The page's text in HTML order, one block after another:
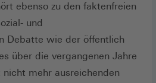
ebenso zu den faktenfreien
und
Debatte wie der öffentlich
über die vergangenen Jahre
mehr ausreichenden